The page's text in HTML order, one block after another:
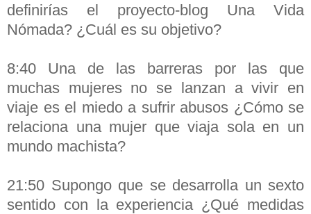
definirías el proyecto-blog Una Vida
Nómada? ¿Cuál es su objetivo?
8:40 Una de las barreras por las que
muchas mujeres no se lanzan a vivir en
viaje es el miedo a sufrir abusos ¿Cómo se
relaciona una mujer que viaja sola en un
mundo machista?
21:50 Supongo que se desarrolla un sexto
sentido con la experiencia ¿Qué medidas